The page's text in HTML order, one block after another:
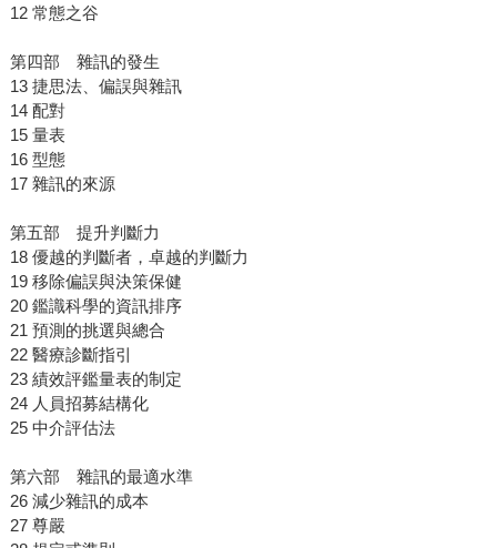
12 常態之谷
第四部 雜訊的發生
13 捷思法、偏誤與雜訊
14 配對
15 量表
16 型態
17 雜訊的來源
第五部 提升判斷力
18 優越的判斷者，卓越的判斷力
19 移除偏誤與決策保健
20 鑑識科學的資訊排序
21 預測的挑選與總合
22 醫療診斷指引
23 績效評鑑量表的制定
24 人員招募結構化
25 中介評估法
第六部 雜訊的最適水準
26 減少雜訊的成本
27 尊嚴